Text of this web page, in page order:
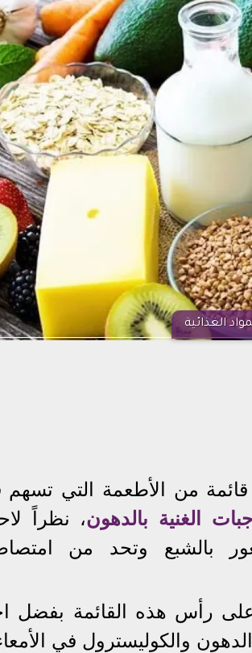
الغذائية
من الأطعمة التي
الغنية بالدهون، نظراً
بالشبع وتحد من
رأس هذه القائمة بفضل
والكوليسترول في